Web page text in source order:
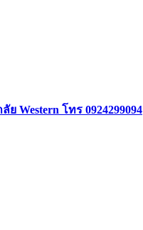
Western โทร 0924299094